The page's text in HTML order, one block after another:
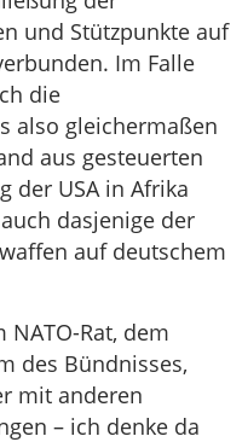
und Stützpunkte auf
Im Falle
die
also gleichermaßen
aus gesteuerten
der USA in Afrika
dasjenige der
auf deutschem
Rat, dem
des Bündnisses,
mit anderen
– ich denke da